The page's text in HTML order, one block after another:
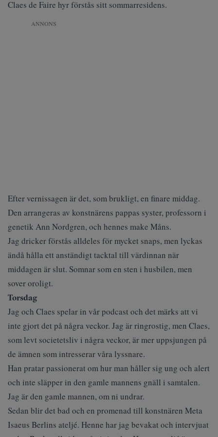
Claes de Faire hyr förstås sitt sommarresidens.
ANNONS
Efter vernissagen är det, som brukligt, en finare middag.
Den arrangeras av konstnärens pappas syster, professorn i
genetik Ann Nordgren, och hennes make Måns.
Jag dricker förstås alldeles för mycket snaps, men lyckas
ändå hålla ett anständigt tacktal till värdinnan när
middagen är slut. Somnar som en sten i husbilen, men
sover oroligt.
Torsdag
Jag och Claes spelar in vårpodcast och det märks att vi
inte gjort det på några veckor. Jag är ringrostig, men Claes,
som levt societetsliv i några veckor, är mer uppsjungen på
de ämnen som intresserar våra lyssnare.
Han pratar passionerat om hur man håller sig ung och alert
och inte släpper in den gamle mannens gnäll i samtalen.
Jag är den gamle mannen, om ni undrar.
Sedan blir det bad och en promenad till konstnären Meta
Isaeus Berlins ateljé. Henne har jag bevakat och intervjuat